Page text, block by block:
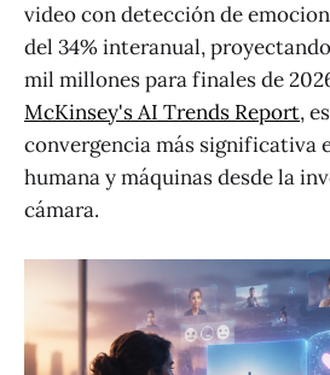
video con detección de
del 34% interanual,
mil millones para finales de
McKinsey's AI Trends Report,
convergencia más significativa
humana y máquinas desde la
cámara.